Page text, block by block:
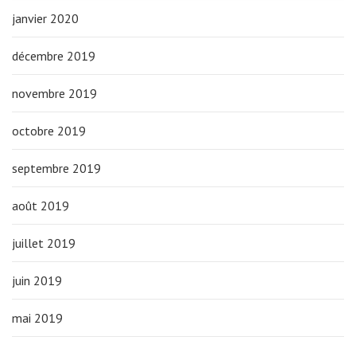
janvier 2020
décembre 2019
novembre 2019
octobre 2019
septembre 2019
août 2019
juillet 2019
juin 2019
mai 2019